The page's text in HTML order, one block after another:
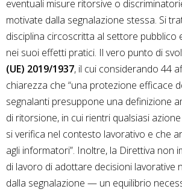
eventuali misure ritorsive o
motivate dalla segnalazione stessa. Si
disciplina circoscritta al settore pubblico
nei suoi effetti pratici. Il vero punto di
(UE) 2019/1937, il cui considerando 44
chiarezza che “una protezione efficace
segnalanti presuppone una definizione
di ritorsione, in cui rientri qualsiasi
si verifica nel contesto lavorativo e che
agli informatori”. Inoltre, la Direttiva non
di lavoro di adottare decisioni lavorative
dalla segnalazione — un equilibrio